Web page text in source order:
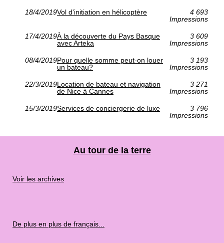
18/4/2019Vol d'initiation en hélicoptère
4 693
Impressions
17/4/2019À la découverte du Pays Basque
avec Arteka
3 609
Impressions
08/4/2019Pour quelle somme peut-on louer
un bateau?
3 193
Impressions
22/3/2019Location de bateau et navigation
de Nice à Cannes
3 271
Impressions
15/3/2019Services de conciergerie de luxe
3 796
Impressions
Au tour de la terre
Voir les archives
De plus en plus de français...